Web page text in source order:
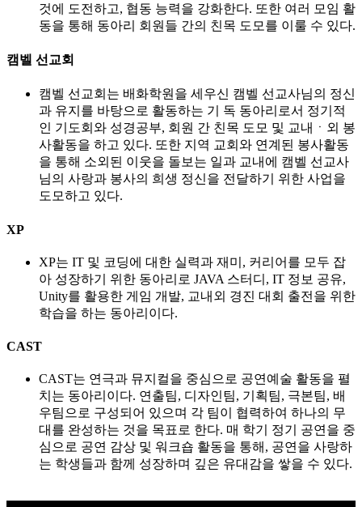
것에 도전하고, 협동 능력을 강화한다. 또한 여러 모임 활
동을 통해 동아리 회원들 간의 친목 도모를 이룰 수 있다.
캠벨 선교회
캠벨 선교회는 배화학원을 세우신 캠벨 선교사님의 정신
과 유지를 바탕으로 활동하는 기 독 동아리로서 정기적
인 기도회와 성경공부, 회원 간 친목 도모 및 교내ㆍ외 봉
사활동을 하고 있다. 또한 지역 교회와 연계된 봉사활동
을 통해 소외된 이웃을 돌보는 일과 교내에 캠벨 선교사
님의 사랑과 봉사의 희생 정신을 전달하기 위한 사업을
도모하고 있다.
XP
XP는 IT 및 코딩에 대한 실력과 재미, 커리어를 모두 잡
아 성장하기 위한 동아리로 JAVA 스터디, IT 정보 공유,
Unity를 활용한 게임 개발, 교내외 경진 대회 출전을 위한
학습을 하는 동아리이다.
CAST
CAST는 연극과 뮤지컬을 중심으로 공연예술 활동을 펼
치는 동아리이다. 연출팀, 디자인팀, 기획팀, 극본팀, 배
우팀으로 구성되어 있으며 각 팀이 협력하여 하나의 무
대를 완성하는 것을 목표로 한다. 매 학기 정기 공연을 중
심으로 공연 감상 및 워크숍 활동을 통해, 공연을 사랑하
는 학생들과 함께 성장하며 깊은 유대감을 쌓을 수 있다.